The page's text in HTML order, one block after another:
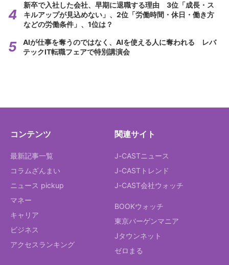
新卒で入社した会社、早期に退職する理由 3位「成長・ス
キルアップが見込めない」、2位「労働時間・休日・働き方
などの労働条件」、1位は？
AIが仕事を奪うのではなく、AIを使える人に奪われる レバ
テックIT転職フェアで特別講演会
コンテンツ
最新記事一覧
コラムざんまい
ニュース pickup
マネー
キャリア
ビジネス
アクセスランキング
関連サイト
J-CASTニュース
J-CASTトレンド
J-CAST会社ウォッチ
BOOKウォッチ
東京バーゲンマニア
Jタウンネット
ゼロまる